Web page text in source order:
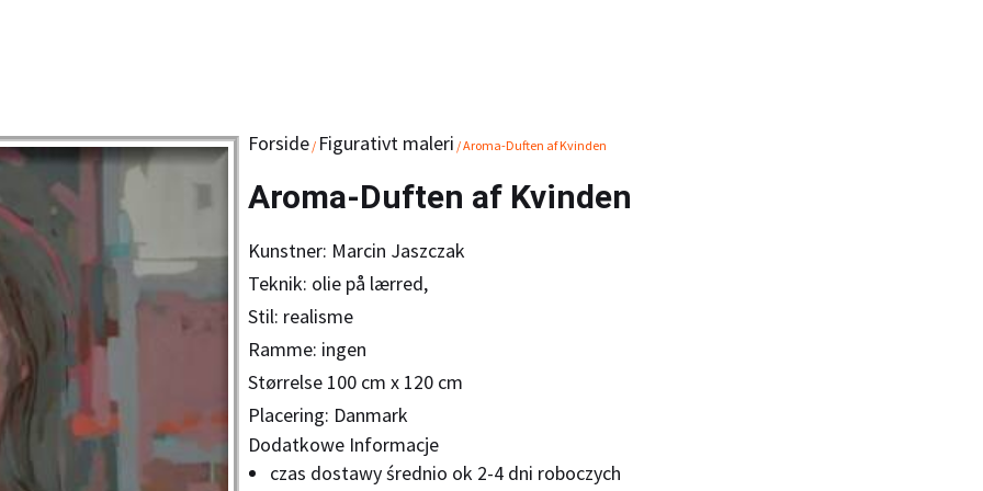
Forside / Figurativt maleri / Aroma-Duften af Kvinden
Aroma-Duften af Kvinden
Kunstner: Marcin Jaszczak
Teknik: olie på lærred,
Stil: realisme
Ramme: ingen
Størrelse 100 cm x 120 cm
Placering: Danmark
Dodatkowe Informacje
czas dostawy średnio ok 2-4 dni roboczych